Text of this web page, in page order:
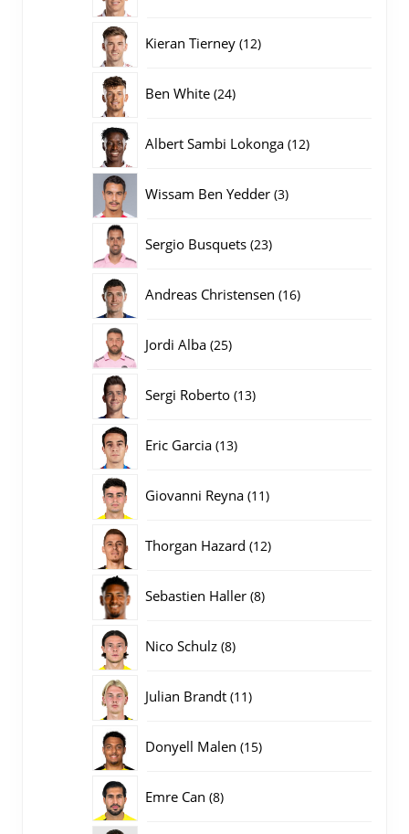
Kieran Tierney 1212
Ben White 2424
Albert Sambi Lokonga 1212
Wissam Ben Yedder 33
Sergio Busquets 2323
Andreas Christensen 1616
Jordi Alba 2525
Sergi Roberto 1313
Eric Garcia 1313
Giovanni Reyna 1111
Thorgan Hazard 1212
Sebastien Haller 88
Nico Schulz 88
Julian Brandt 1111
Donyell Malen 1515
Emre Can 88